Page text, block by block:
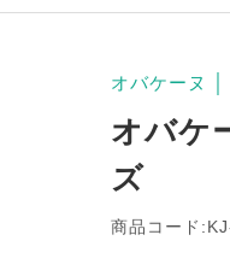
オバケーヌ
オバケ
ズ
商品コード